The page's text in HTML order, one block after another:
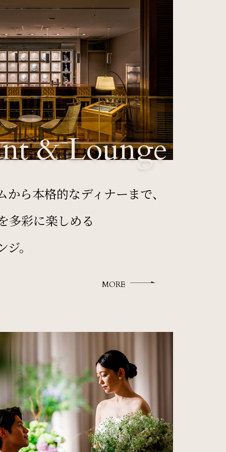
& Lounge
ら本格的なディナーまで、
多彩に楽しめる
。
MORE